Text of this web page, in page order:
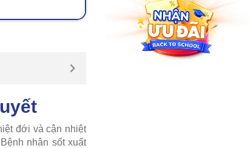
đới và cận nhiệt
nhân sốt xuất